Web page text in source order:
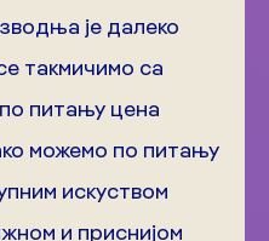
је далеко
такмичимо са
питању цена
можемо по питању
искуством
и приснијом